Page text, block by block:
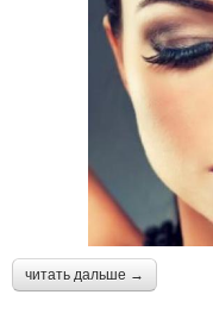
читать дальше →